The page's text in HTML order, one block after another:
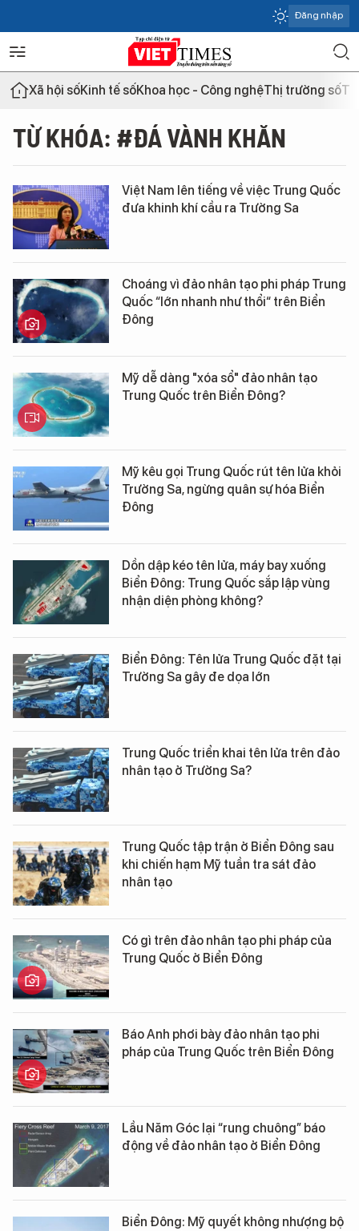
Đăng nhập
Xã hội sốKinh tế sốKhoa học - Công nghệThị trường số
TỪ KHÓA: #ĐÁ VÀNH KHĂN
Việt Nam lên tiếng về việc Trung Quốc
đưa khinh khí cầu ra Trường Sa
Choáng vì đảo nhân tạo phi pháp Trung
Quốc “lớn nhanh như thổi“ trên Biển
Đông
Mỹ dễ dàng "xóa sổ" đảo nhân tạo
Trung Quốc trên Biển Đông?
Mỹ kêu gọi Trung Quốc rút tên lửa khỏi
Trường Sa, ngừng quân sự hóa Biển
Đông
Dồn dập kéo tên lửa, máy bay xuống
Biển Đông: Trung Quốc sắp lập vùng
nhận diện phòng không?
Biển Đông: Tên lửa Trung Quốc đặt tại
Trường Sa gây đe dọa lớn
Trung Quốc triển khai tên lửa trên đảo
nhân tạo ở Trường Sa?
Trung Quốc tập trận ở Biển Đông sau
khi chiến hạm Mỹ tuần tra sát đảo
nhân tạo
Có gì trên đảo nhân tạo phi pháp của
Trung Quốc ở Biển Đông
Báo Anh phơi bày đảo nhân tạo phi
pháp của Trung Quốc trên Biển Đông
Lầu Năm Góc lại “rung chuông” báo
động về đảo nhân tạo ở Biển Đông
Biển Đông: Mỹ quyết không nhượng bộ